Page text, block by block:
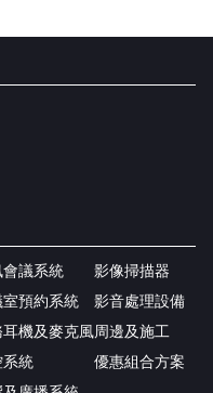
會議系統
室預約系統
耳機及麥克風
系統
影像掃描器
影音處理設備
周邊及施工
優惠組合方案